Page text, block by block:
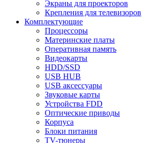
Экраны для проекторов
Крепления для телевизоров
Комплектующие
Процессоры
Материнские платы
Оперативная память
Видеокарты
HDD/SSD
USB HUB
USB аксессуары
Звуковые карты
Устройства FDD
Оптические приводы
Корпуса
Блоки питания
TV-тюнеры